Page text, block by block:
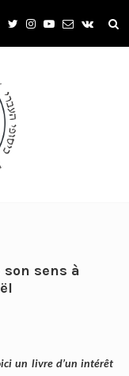
son sens à
un livre d’un intérêt